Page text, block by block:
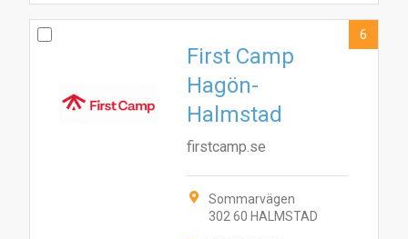
First Camp
Hagön-
Halmstad
firstcamp.se
Sommarvägen
302 60 HALMSTAD
6